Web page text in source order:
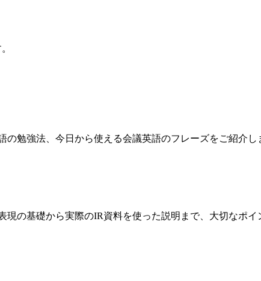
勉強法、今日から使える会議英語のフレーズをご紹介し
の基礎から実際のIR資料を使った説明まで、大切なポ